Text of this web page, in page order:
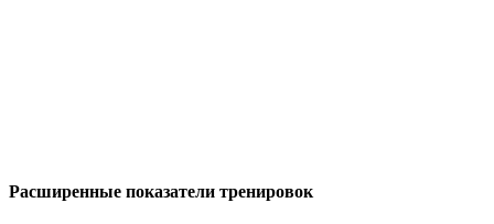
Расширенные показатели тренировок